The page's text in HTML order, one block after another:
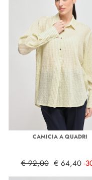
CAMICIA A QUADRI
€ 92,00 € 64,40 -